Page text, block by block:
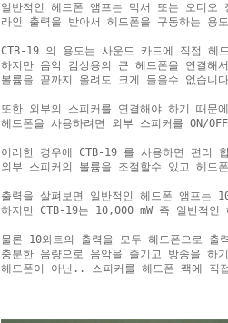
일반적인 헤드폰 앰프는 믹서 또는 오디오
라인 출력을 받아서 헤드폰을 구동하는 용
CTB-19 의 용도는 사운드 카드에 직접 헤
하지만 음악 감상용의 큰 헤드폰을 연결해
볼륨을 끝까지 올려도 크게 들을수 없습니
또한 외부의 스피커를 연결해야 하기 때
헤드폰을 사용하려면 외부 스피커를 ON/
이러한 경우에 CTB-19 를 사용하면 편리
외부 스피커의 볼륨을 조절할수 있고 헤드
출력을 살펴보면 일반적인 헤드폰 앰프는
하지만 CTB-19는 10,000 mW 즉 일반적
물론 10와트의 출력을 모두 헤드폰으로 출
충분한 음량으로 음악을 즐기고 방송을 하
헤드폰이 아닌.. 스피커를 헤드폰 짹에 직